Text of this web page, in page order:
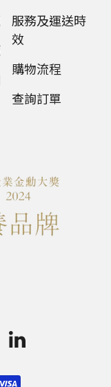
服務及運送時
效
購物流程
查詢訂單
LinkedIn